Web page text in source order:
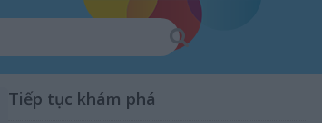
Tiếp tục khám phá